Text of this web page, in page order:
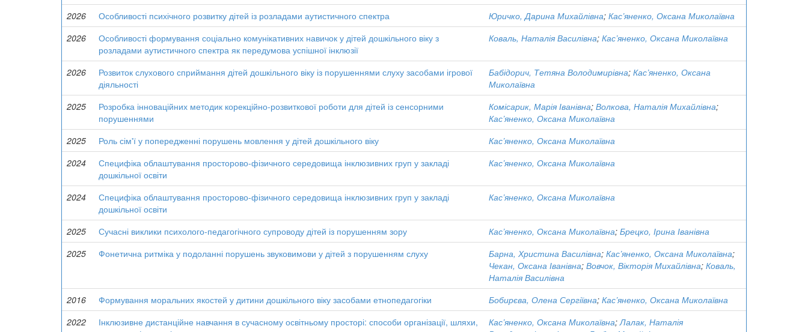
2026 Особливості психічного розвитку дітей із розладами аутистичного спектра Юричко, Дарина Михайлівна; Кас’яненко, Оксана Миколаївна
2026
Особливості формування соціально комунікативних навичок у дітей дошкільного віку з
розладами аутистичного спектра як передумова успішної інклюзії
Коваль, Наталія Василівна; Кас’яненко, Оксана Миколаївна
2026
Розвиток слухового сприймання дітей дошкільного віку із порушеннями слуху засобами ігрової
діяльності
Бабідорич, Тетяна Володимирівна; Кас’яненко, Оксана
Миколаївна
2025
Розробка інноваційних методик корекційно-розвиткової роботи для дітей із сенсорними
порушеннями
Комісарик, Марія Іванівна; Волкова, Наталія Михайлівна;
Кас’яненко, Оксана Миколаївна
2025
Роль сім'ї у попередженні порушень мовлення у дітей дошкільного віку
Кас’яненко, Оксана Миколаївна
2024
Специфіка облаштування просторово-фізичного середовища інклюзивних груп у закладі
дошкільної освіти
Кас’яненко, Оксана Миколаївна
2024
Специфіка облаштування просторово-фізичного середовища інклюзивних груп у закладі
дошкільної освіти
Кас’яненко, Оксана Миколаївна
2025 Сучасні виклики психолого-педагогічного супроводу дітей із порушенням зору Кас’яненко, Оксана Миколаївна; Брецко, Ірина Іванівна
2025
Фонетична ритміка у подоланні порушень звуковимови у дітей з порушенням слуху Барна, Христина Василівна; Кас’яненко, Оксана Миколаївна;
Чекан, Оксана Іванівна; Вовчок, Вікторія Михайлівна; Коваль,
Наталія Василівна
2016
Формування моральних якостей у дитини дошкільного віку засобами етнопедагогіки Бобирєва, Олена Сергіївна; Кас’яненко, Оксана Миколаївна
2022
Інклюзивне дистанційне навчання в сучасному освітньому просторі: способи організації, шляхи,
Кас’яненко, Оксана Миколаївна;Лалак, Наталія